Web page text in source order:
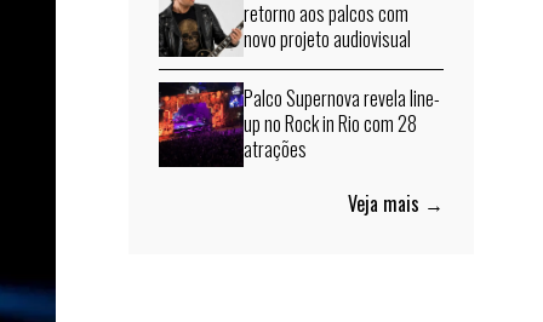
retorno aos palcos com
novo projeto audiovisual
Palco Supernova revela line-
up no Rock in Rio com 28
atrações
Veja mais →